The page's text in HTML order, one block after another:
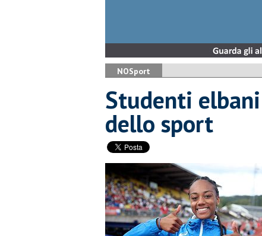
NOSport
Studenti
dello sport